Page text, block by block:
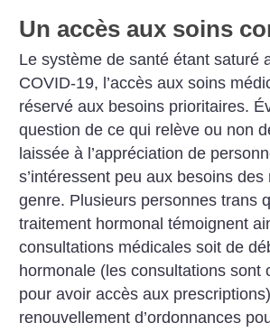
Un accès aux soins
Le système de santé étant saturé
COVID-19, l’accès aux soins
réservé aux besoins prioritaires.
question de ce qui relève ou non
laissée à l’appréciation de
s’intéressent peu aux besoins
genre. Plusieurs personnes trans
traitement hormonal témoignent
consultations médicales soit de
hormonale (les consultations sont
pour avoir accès aux
renouvellement d’ordonnances